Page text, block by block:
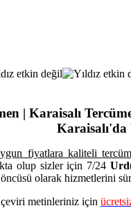
| Karaisalı
Karaisalı'da
fiyatlara kaliteli
olup sizler için 7/24
olarak hizmetlerini
metinleriniz için